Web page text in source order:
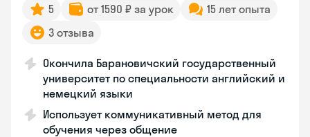
5 от 1590 ₽ за урок
15 лет опыта
3 отзыва
Окончила Барановичский государственный
университет по специальности английский и
немецкий языки
Использует коммуникативный метод для
обучения через общение